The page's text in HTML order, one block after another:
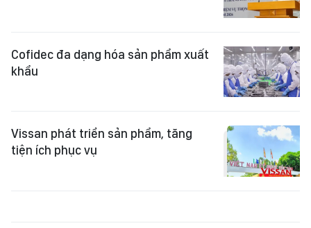
Cofidec đa dạng hóa sản phẩm xuất
khẩu
Vissan phát triển sản phẩm, tăng
tiện ích phục vụ